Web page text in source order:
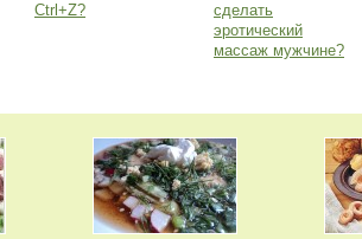
Ctrl+Z?
сделать
эротический
массаж мужчине?